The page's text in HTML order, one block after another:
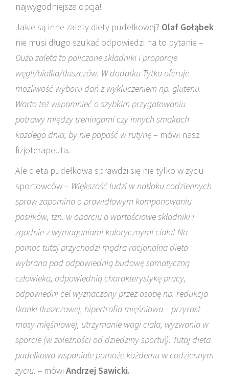
najwygodniejsza opcja!
Jakie są inne zalety diety pudełkowej? Olaf Gołąbek
nie musi długo szukać odpowiedzi na to pytanie –
Duża zaleta to policzone składniki i proporcje
węgli/białka/tłuszczów. W dodatku Tytka oferuje
możliwość wyboru dań z wykluczeniem np. glutenu.
Warto też wspomnieć o szybkim przygotowaniu
potrawy między treningami czy innych smakach
każdego dnia, by nie popaść w rutynę– mówi nasz
fizjoterapeuta.
Ale dieta pudełkowa sprawdzi się nie tylko w życiu
sportowców – Większość ludzi w natłoku codziennych
spraw zapomina o prawidłowym komponowaniu
posiłków, tzn. w oparciu o wartościowe składniki i
zgodnie z wymaganiami kalorycznymi ciała! Na
pomoc tutaj przychodzi mądra racjonalna dieta
wybrana pod odpowiednią budowę somatyczną
człowieka, odpowiednią charakterystykę pracy,
odpowiedni cel wyznaczony przez osobę np. redukcja
tkanki tłuszczowej, hipertrofia mięśniowa – przyrost
masy mięśniowej, utrzymanie wagi ciała, wyzwania w
sporcie (w zależności od dziedziny sportu|). Tutaj dieta
pudełkowa wspaniale pomoże każdemu w codziennym
życiu. – mówi Andrzej Sawicki.